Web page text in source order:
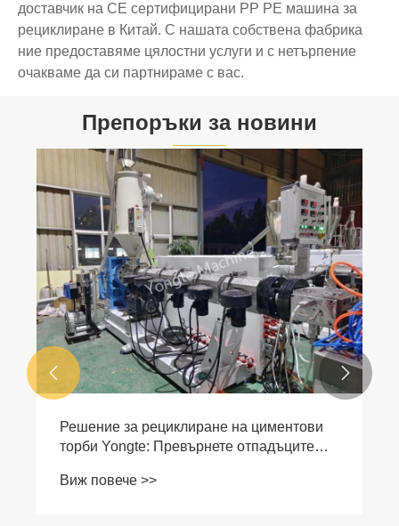
доставчик на CE сертифицирани PP PE машина за
рециклиране в Китай. С нашата собствена фабрика
ние предоставяме цялостни услуги и с нетърпение
очакваме да си партнираме с вас.
Препоръки за новини
Решение за рециклиране на циментови
торби Yongte: Превърнете отпадъците
стълбове за ограда
Виж повече >>
 